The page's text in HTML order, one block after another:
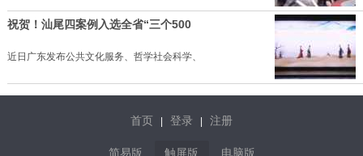
祝贺！汕尾四案例入选全省“三个500
近日广东发布公共文化服务、哲学社会科学、
首页 | 登录 | 注册
简易版 触屏版 电脑版